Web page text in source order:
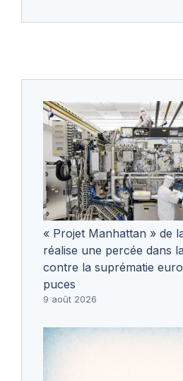
« Projet Manhattan » de
réalise une percée dans
contre la suprématie
puces
9 août 2026